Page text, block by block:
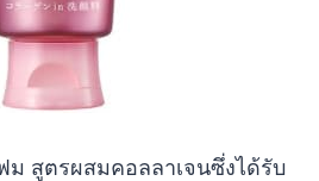
สูตรผสมคอลลาเจนซึ่งได้รับ